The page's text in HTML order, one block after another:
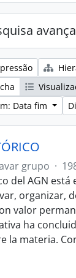
Data fim
grupo ·
del AGN está
organizar,
valor
ha
la materia.